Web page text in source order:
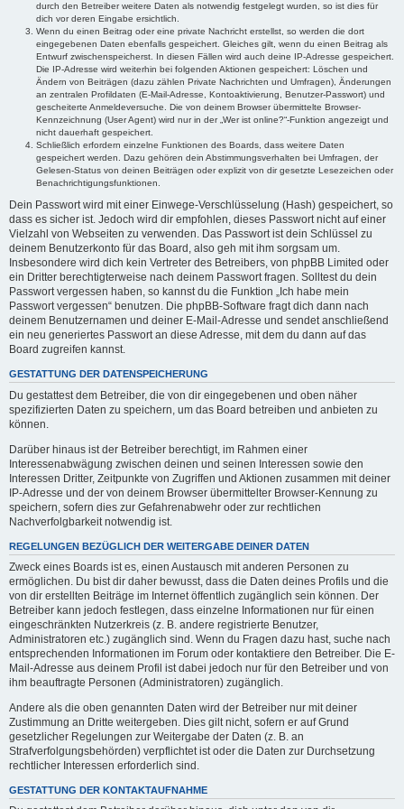
durch den Betreiber weitere Daten als notwendig festgelegt wurden, so ist dies für
dich vor deren Eingabe ersichtlich.
Wenn du einen Beitrag oder eine private Nachricht erstellst, so werden die dort
eingegebenen Daten ebenfalls gespeichert. Gleiches gilt, wenn du einen Beitrag als
Entwurf zwischenspeicherst. In diesen Fällen wird auch deine IP-Adresse gespeichert.
Die IP-Adresse wird weiterhin bei folgenden Aktionen gespeichert: Löschen und
Ändern von Beiträgen (dazu zählen Private Nachrichten und Umfragen), Änderungen
an zentralen Profildaten (E-Mail-Adresse, Kontoaktivierung, Benutzer-Passwort) und
gescheiterte Anmeldeversuche. Die von deinem Browser übermittelte Browser-
Kennzeichnung (User Agent) wird nur in der „Wer ist online?“-Funktion angezeigt und
nicht dauerhaft gespeichert.
Schließlich erfordern einzelne Funktionen des Boards, dass weitere Daten
gespeichert werden. Dazu gehören dein Abstimmungsverhalten bei Umfragen, der
Gelesen-Status von deinen Beiträgen oder explizit von dir gesetzte Lesezeichen oder
Benachrichtigungsfunktionen.
Dein Passwort wird mit einer Einwege-Verschlüsselung (Hash) gespeichert, so
dass es sicher ist. Jedoch wird dir empfohlen, dieses Passwort nicht auf einer
Vielzahl von Webseiten zu verwenden. Das Passwort ist dein Schlüssel zu
deinem Benutzerkonto für das Board, also geh mit ihm sorgsam um.
Insbesondere wird dich kein Vertreter des Betreibers, von phpBB Limited oder
ein Dritter berechtigterweise nach deinem Passwort fragen. Solltest du dein
Passwort vergessen haben, so kannst du die Funktion „Ich habe mein
Passwort vergessen“ benutzen. Die phpBB-Software fragt dich dann nach
deinem Benutzernamen und deiner E-Mail-Adresse und sendet anschließend
ein neu generiertes Passwort an diese Adresse, mit dem du dann auf das
Board zugreifen kannst.
GESTATTUNG DER DATENSPEICHERUNG
Du gestattest dem Betreiber, die von dir eingegebenen und oben näher
spezifizierten Daten zu speichern, um das Board betreiben und anbieten zu
können.
Darüber hinaus ist der Betreiber berechtigt, im Rahmen einer
Interessenabwägung zwischen deinen und seinen Interessen sowie den
Interessen Dritter, Zeitpunkte von Zugriffen und Aktionen zusammen mit deiner
IP-Adresse und der von deinem Browser übermittelter Browser-Kennung zu
speichern, sofern dies zur Gefahrenabwehr oder zur rechtlichen
Nachverfolgbarkeit notwendig ist.
REGELUNGEN BEZÜGLICH DER WEITERGABE DEINER DATEN
Zweck eines Boards ist es, einen Austausch mit anderen Personen zu
ermöglichen. Du bist dir daher bewusst, dass die Daten deines Profils und die
von dir erstellten Beiträge im Internet öffentlich zugänglich sein können. Der
Betreiber kann jedoch festlegen, dass einzelne Informationen nur für einen
eingeschränkten Nutzerkreis (z. B. andere registrierte Benutzer,
Administratoren etc.) zugänglich sind. Wenn du Fragen dazu hast, suche nach
entsprechenden Informationen im Forum oder kontaktiere den Betreiber. Die E-
Mail-Adresse aus deinem Profil ist dabei jedoch nur für den Betreiber und von
ihm beauftragte Personen (Administratoren) zugänglich.
Andere als die oben genannten Daten wird der Betreiber nur mit deiner
Zustimmung an Dritte weitergeben. Dies gilt nicht, sofern er auf Grund
gesetzlicher Regelungen zur Weitergabe der Daten (z. B. an
Strafverfolgungsbehörden) verpflichtet ist oder die Daten zur Durchsetzung
rechtlicher Interessen erforderlich sind.
GESTATTUNG DER KONTAKTAUFNAHME